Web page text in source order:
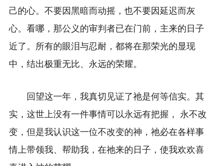
己的心。不要因黑暗而动摇，也不要因延迟而灰
心。看哪，那公义的审判者已在门前，主来的日子
近了。所有的眼泪与忍耐，都将在那荣光的显现
中，结出极重无比、永远的荣耀。
回望这一年，我真切见证了祂是何等信实。其
实，这世上没有一件事情可以永远有把握， 永不改
变，但是我认识这一位不改变的神，祂必在各样事
情上带领我、帮助我，在祂来的日子，使我欢欢喜